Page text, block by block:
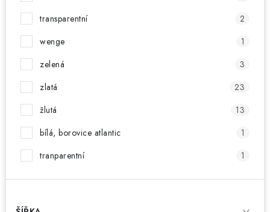
transparentní
2
wenge
1
zelená
3
zlatá
23
žlutá
13
bílá, borovice atlantic
1
tranparentní
1